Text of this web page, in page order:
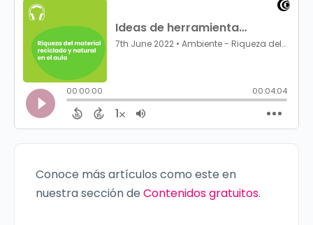
Conoce más artículos como este en
nuestra sección de Contenidos gratuitos.